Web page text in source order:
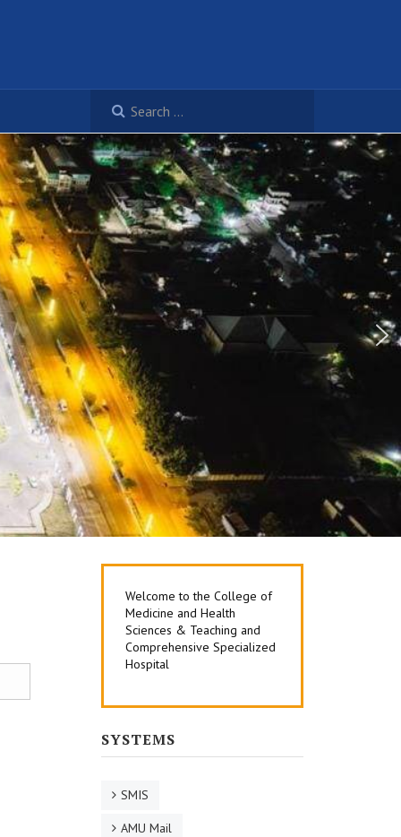
Welcome to the College of
Medicine and Health
Sciences & Teaching and
Comprehensive Specialized
Hospital
SYSTEMS
SMIS
AMU Mail